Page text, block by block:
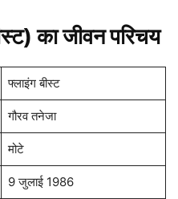
का जीवन परिचय
फ्लाइंग बीस्ट
गौरव तनेजा
मोटे
9 जुलाई 1986